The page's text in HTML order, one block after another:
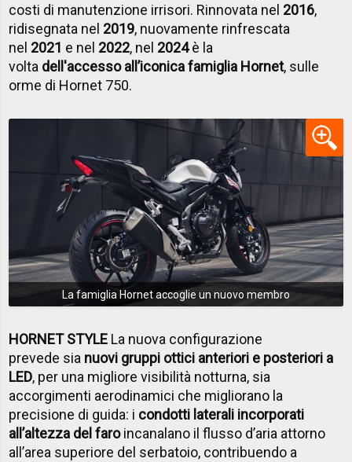
costi di manutenzione irrisori. Rinnovata nel 2016,
ridisegnata nel 2019, nuovamente rinfrescata
nel 2021 e nel 2022, nel 2024è la
volta dell'accesso all’iconica famiglia Hornet, sulle
orme di Hornet 750.
La famiglia Hornet accoglie un nuovo membro
HORNET STYLE La nuova configurazione
prevede sia nuovi gruppi ottici anteriori e posteriori a
LED, per una migliore visibilità notturna, sia
accorgimenti aerodinamici che migliorano la
precisione di guida: i condotti laterali incorporati
all’altezza del faroincanalano il flusso d’aria attorno
all’area superiore del serbatoio, contribuendo a